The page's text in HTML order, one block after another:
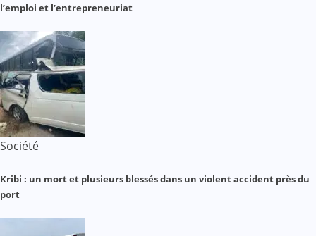
l’emploi et l’entrepreneuriat
Société
Kribi : un mort et plusieurs blessés dans un violent accident près du
port